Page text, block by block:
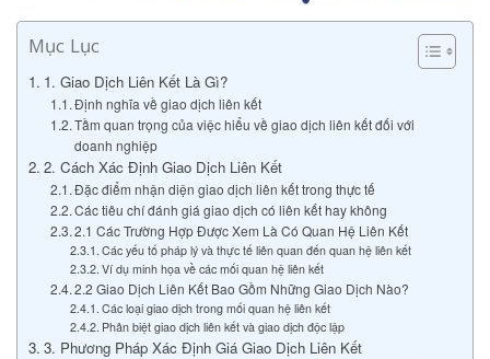
Mục Lục
1. Giao Dịch Liên Kết Là Gì?
Định nghĩa về giao dịch liên kết
Tầm quan trọng của việc hiểu về giao dịch liên kết đối với
doanh nghiệp
2. Cách Xác Định Giao Dịch Liên Kết
Đặc điểm nhận diện giao dịch liên kết trong thực tế
Các tiêu chí đánh giá giao dịch có liên kết hay không
2.1 Các Trường Hợp Được Xem Là Có Quan Hệ Liên Kết
Các yếu tố pháp lý và thực tế liên quan đến quan hệ liên kết
Ví dụ minh họa về các mối quan hệ liên kết
2.2 Giao Dịch Liên Kết Bao Gồm Những Giao Dịch Nào?
Các loại giao dịch trong mối quan hệ liên kết
Phân biệt giao dịch liên kết và giao dịch độc lập
3. Phương Pháp Xác Định Giá Giao Dịch Liên Kết